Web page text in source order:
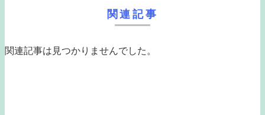
関連記事
関連記事は見つかりませんでした。